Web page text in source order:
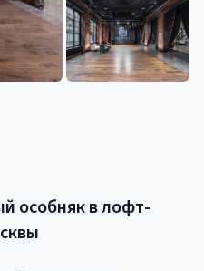
особняк в лофт-